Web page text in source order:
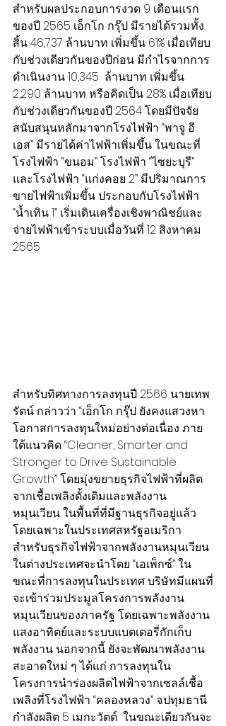
สำหรับผลประกอบการงวด 9 เดือนแรก
ของปี 2565 เอ็กโก กรุ๊ป มีรายได้รวมทั้ง
สิ้น 46,737 ล้านบาท เพิ่มขึ้น 61% เมื่อเทียบ
กับช่วงเดียวกันของปีก่อน มีกำไรจากการ
ดำเนินงาน 10,345  ล้านบาท เพิ่มขึ้น
2,290 ล้านบาท หรือคิดเป็น 28% เมื่อเทียบ
กับช่วงเดียวกันของปี 2564 โดยมีปัจจัย
สนับสนุนหลักมาจากโรงไฟฟ้า “พาจู อี
เอส” มีรายได้ค่าไฟฟ้าเพิ่มขึ้น ในขณะที่
โรงไฟฟ้า “ขนอม” โรงไฟฟ้า “ไซยะบุรี”
และโรงไฟฟ้า “แก่งคอย 2” มีปริมาณการ
ขายไฟฟ้าเพิ่มขึ้น ประกอบกับโรงไฟฟ้า
“น้ำเทิน 1” เริ่มเดินเครื่องเชิงพาณิชย์และ
จ่ายไฟฟ้าเข้าระบบเมื่อวันที่ 12 สิงหาคม
2565
สำหรับทิศทางการลงทุนปี 2566 นายเทพ
รัตน์ กล่าวว่า “เอ็กโก กรุ๊ป ยังคงแสวงหา
โอกาสการลงทุนใหม่อย่างต่อเนื่อง ภาย
ใต้แนวคิด “Cleaner, Smarter and
Stronger to Drive Sustainable
Growth” โดยมุ่งขยายธุรกิจไฟฟ้าที่ผลิต
จากเชื้อเพลิงดั้งเดิมและพลังงาน
หมุนเวียน ในพื้นที่ที่มีฐานธุรกิจอยู่แล้ว
โดยเฉพาะในประเทศสหรัฐอเมริกา
สำหรับธุรกิจไฟฟ้าจากพลังงานหมุนเวียน
ในต่างประเทศจะนำโดย “เอเพ็กซ์” ใน
ขณะที่การลงทุนในประเทศ บริษัทมีแผนที่
จะเข้าร่วมประมูลโครงการพลังงาน
หมุนเวียนของภาครัฐ โดยเฉพาะพลังงาน
แสงอาทิตย์และระบบแบตเตอรี่กักเก็บ
พลังงาน นอกจากนี้ ยังจะพัฒนาพลังงาน
สะอาดใหม่ ๆ ได้แก่ การลงทุนใน
โครงการนำร่องผลิตไฟฟ้าจากเซลล์เชื้อ
เพลิงที่โรงไฟฟ้า “คลองหลวง” จ.ปทุมธานี
กำลังผลิต 5 เมกะวัตต์  ในขณะเดียวกันจะ